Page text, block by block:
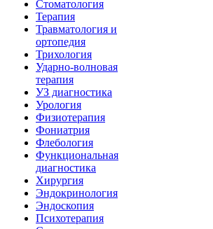
Стоматология
Терапия
Травматология и
ортопедия
Трихология
Ударно-волновая
терапия
УЗ диагностика
Урология
Физиотерапия
Фониатрия
Флебология
Функциональная
диагностика
Хирургия
Эндокринология
Эндоскопия
Психотерапия